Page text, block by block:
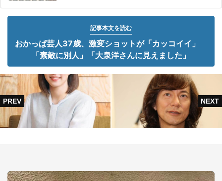
記事本文を読む
おかっぱ芸人37歳、激変ショットが「カッコイイ」
「素敵に別人」「大泉洋さんに見えました」